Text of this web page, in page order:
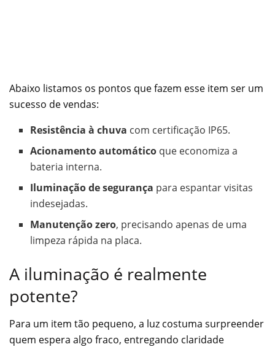
Abaixo listamos os pontos que fazem esse item ser um
sucesso de vendas:
Resistência à chuva com certificação IP65.
Acionamento automático que economiza a
bateria interna.
Iluminação de segurança para espantar visitas
indesejadas.
Manutenção zero, precisando apenas de uma
limpeza rápida na placa.
A iluminação é realmente
potente?
Para um item tão pequeno, a luz costuma surpreender
quem espera algo fraco, entregando claridade